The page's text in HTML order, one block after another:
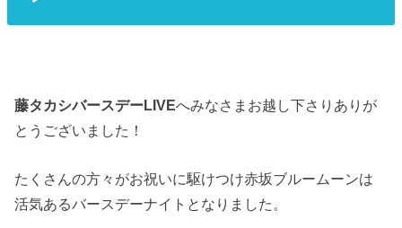
藤タカシバースデーLIVEへみなさまお越し下さりありが
とうございました！
たくさんの方々がお祝いに駆けつけ赤坂ブルームーンは
活気あるバースデーナイトとなりました。